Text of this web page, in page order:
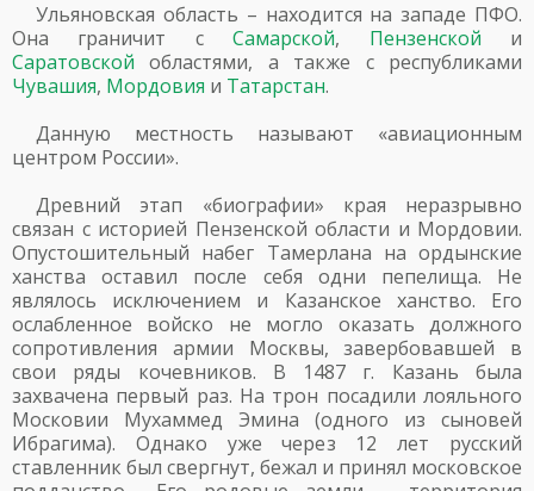
Ульяновская область – находится на западе ПФО.
Она граничит сСамарской, Пензенской и
Саратовской областями, а также с республиками
Чувашия, Мордовия и Татарстан.
Данную местность называют «авиационным
центром России».
Древний этап «биографии» края неразрывно
связан с историей Пензенской области и Мордовии.
Опустошительный набег Тамерлана на ордынские
ханства оставил после себя одни пепелища. Не
являлось исключением и Казанское ханство. Его
ослабленное войско не могло оказать должного
сопротивления армии Москвы, завербовавшей в
свои ряды кочевников. В 1487 г. Казань была
захвачена первый раз. На трон посадили лояльного
Московии Мухаммед Эмина (одного из сыновей
Ибрагима). Однако уже через 12 лет русский
ставленник был свергнут, бежал и принял московское